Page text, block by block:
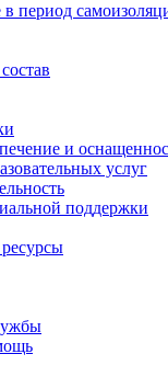
период
и
услуг
поддержки